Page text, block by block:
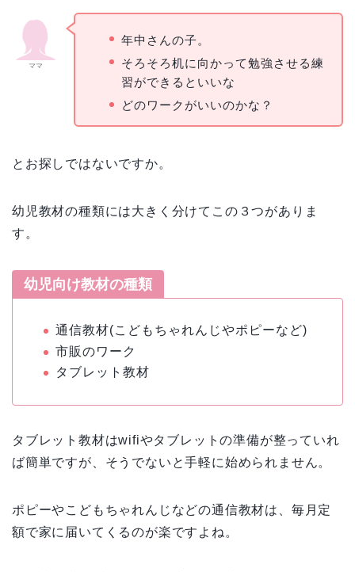
ママ
年中さんの子。
そろそろ机に向かって勉強させる練
習ができるといいな
どのワークがいいのかな？
とお探しではないですか。
幼児教材の種類には大きく分けてこの３つがありま
す。
幼児向け教材の種類
通信教材(こどもちゃれんじやポピーなど)
市販のワーク
タブレット教材
タブレット教材はwifiやタブレットの準備が整っていれ
ば簡単ですが、そうでないと手軽に始められません。
ポピーやこどもちゃれんじなどの通信教材は、毎月定
額で家に届いてくるのが楽ですよね。